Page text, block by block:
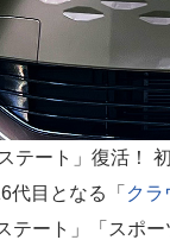
テート」復活！
目となる「 クラ
テート」「スポ